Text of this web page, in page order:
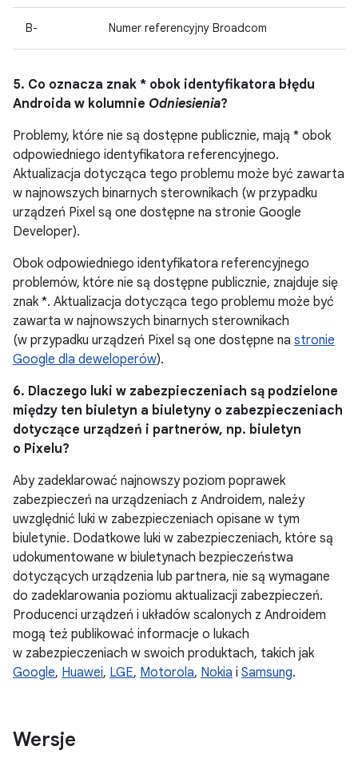
B- Numer referencyjny Broadcom
5. Co oznacza znak * obok identyfikatora błędu
Androida w kolumnie Odniesienia?
Problemy, które nie są dostępne publicznie, mają * obok
odpowiedniego identyfikatora referencyjnego.
Aktualizacja dotycząca tego problemu może być zawarta
w najnowszych binarnych sterownikach (w przypadku
urządzeń Pixel są one dostępne na stronie Google
Developer).
Obok odpowiedniego identyfikatora referencyjnego
problemów, które nie są dostępne publicznie, znajduje się
znak *. Aktualizacja dotycząca tego problemu może być
zawarta w najnowszych binarnych sterownikach
(w przypadku urządzeń Pixel są one dostępne na stronie
Google dla deweloperów).
6. Dlaczego luki w zabezpieczeniach są podzielone
między ten biuletyn a biuletyny o zabezpieczeniach
dotyczące urządzeń i partnerów, np. biuletyn
o Pixelu?
Aby zadeklarować najnowszy poziom poprawek
zabezpieczeń na urządzeniach z Androidem, należy
uwzględnić luki w zabezpieczeniach opisane w tym
biuletynie. Dodatkowe luki w zabezpieczeniach, które są
udokumentowane w biuletynach bezpieczeństwa
dotyczących urządzenia lub partnera, nie są wymagane
do zadeklarowania poziomu aktualizacji zabezpieczeń.
Producenci urządzeń i układów scalonych z Androidem
mogą też publikować informacje o lukach
w zabezpieczeniach w swoich produktach, takich jak
Google, Huawei, LGE, Motorola, Nokia i Samsung.
Wersje